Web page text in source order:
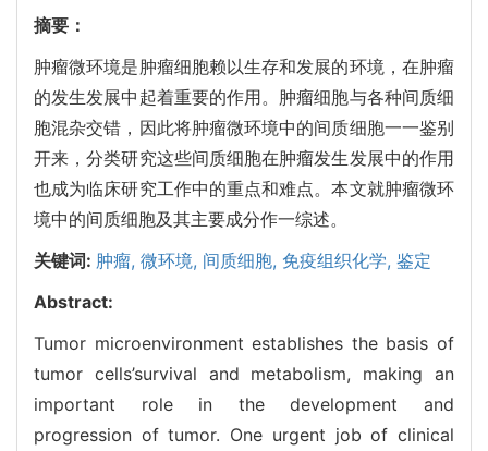
摘要：
肿瘤微环境是肿瘤细胞赖以生存和发展的环境，在肿瘤
的发生发展中起着重要的作用。肿瘤细胞与各种间质细
胞混杂交错，因此将肿瘤微环境中的间质细胞一一鉴别
开来，分类研究这些间质细胞在肿瘤发生发展中的作用
也成为临床研究工作中的重点和难点。本文就肿瘤微环
境中的间质细胞及其主要成分作一综述。
关键词: 肿瘤, 微环境, 间质细胞, 免疫组织化学, 鉴定
Abstract:
Tumor microenvironment establishes the basis of
tumor cells’survival and metabolism, making an
important role in the development and
progression of tumor. One urgent job of clinical